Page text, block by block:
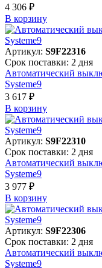
4 306 ₽
В корзинy
Артикул: S9F22316
Срок поставки: 2 дня
Автоматический
Systeme9
3 617 ₽
В корзинy
Артикул: S9F22310
Срок поставки: 2 дня
Автоматический
Systeme9
3 977 ₽
В корзинy
Артикул: S9F22306
Срок поставки: 2 дня
Автоматический
Systeme9